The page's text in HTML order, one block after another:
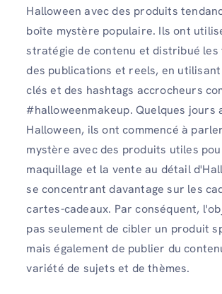
Halloween avec des produits
boîte mystère populaire. Ils ont
stratégie de contenu et distribué les
des publications et reels, en
clés et des hashtags accrocheurs
#halloweenmakeup. Quelques jours
Halloween, ils ont commencé à
mystère avec des produits utiles
maquillage et la vente au détail
se concentrant davantage sur les
cartes-cadeaux. Par conséquent,
pas seulement de cibler un produit
mais également de publier du
variété de sujets et de thèmes.